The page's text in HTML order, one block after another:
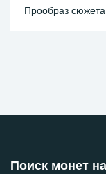
Прообраз сюжета
Поиск монет